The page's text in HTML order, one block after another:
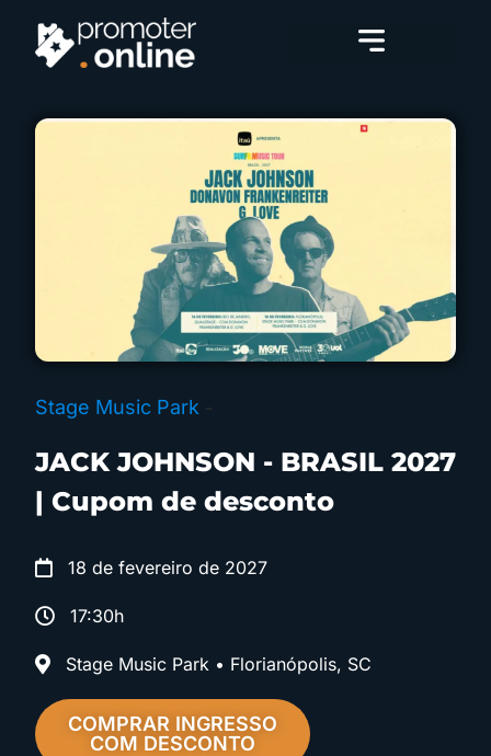
Stage Music Park
JACK JOHNSON - BRASIL 2027
| Cupom de desconto
18 de fevereiro de 2027
17:30h
Stage Music Park • Florianópolis, SC
COMPRAR INGRESSO
COM DESCONTO